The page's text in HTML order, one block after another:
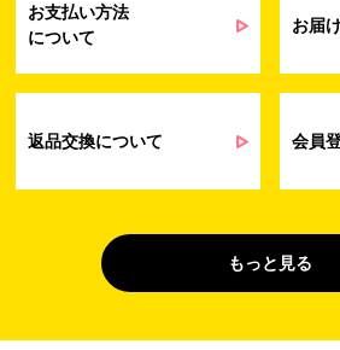
にお知らせするため
問い合わせへの対
（開示対象個人情
お客様の作品紹
４. 個人情報を第三者に提供することが予
第三者に提供する目的：パーソナライズ広
お支払い方法
について
お届
返品交換について 会員
もっと見る